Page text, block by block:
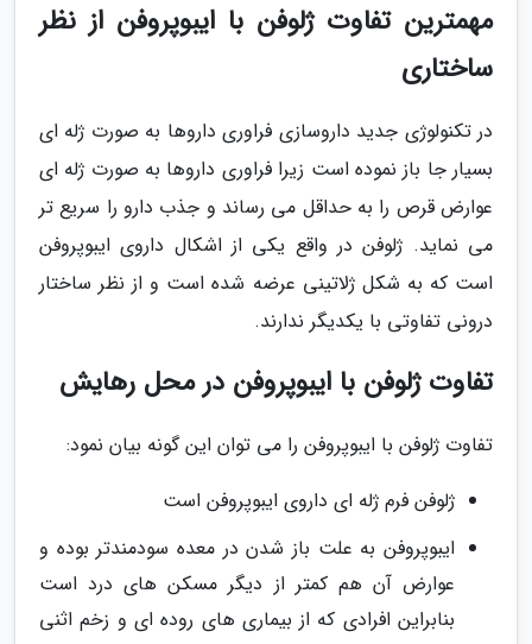
مهمترین تفاوت ژلوفن با ایبوپروفن از نظر
ساختاری
در تکنولوژی جدید داروسازی فراوری داروها به صورت ژله ای
بسیار جا باز نموده است زیرا فراوری داروها به صورت ژله ای
عوارض قرص را به حداقل می رساند و جذب دارو را سریع تر
می نماید. ژلوفن در واقع یکی از اشکال داروی ایبوپروفن
است که به شکل ژلاتینی عرضه شده است و از نظر ساختار
درونی تفاوتی با یکدیگر ندارند.
تفاوت ژلوفن با ایبوپروفن در محل رهایش
تفاوت ژلوفن با ایبوپروفن را می توان این گونه بیان نمود:
ژلوفن فرم ژله ای داروی ایبوپروفن است
ایبوپروفن به علت باز شدن در معده سودمندتر بوده و
عوارض آن هم کمتر از دیگر مسکن های درد است
بنابراین افرادی که از بیماری های روده ای و زخم اثنی